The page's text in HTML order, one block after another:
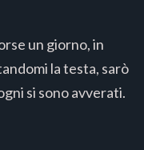
un giorno, in
la testa, sarò
si sono avverati.